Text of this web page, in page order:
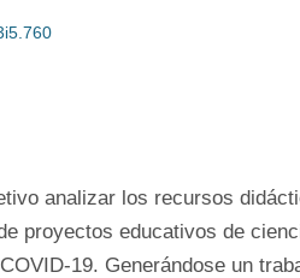
analizar los recursos
proyectos educativos de
19. Generándose un